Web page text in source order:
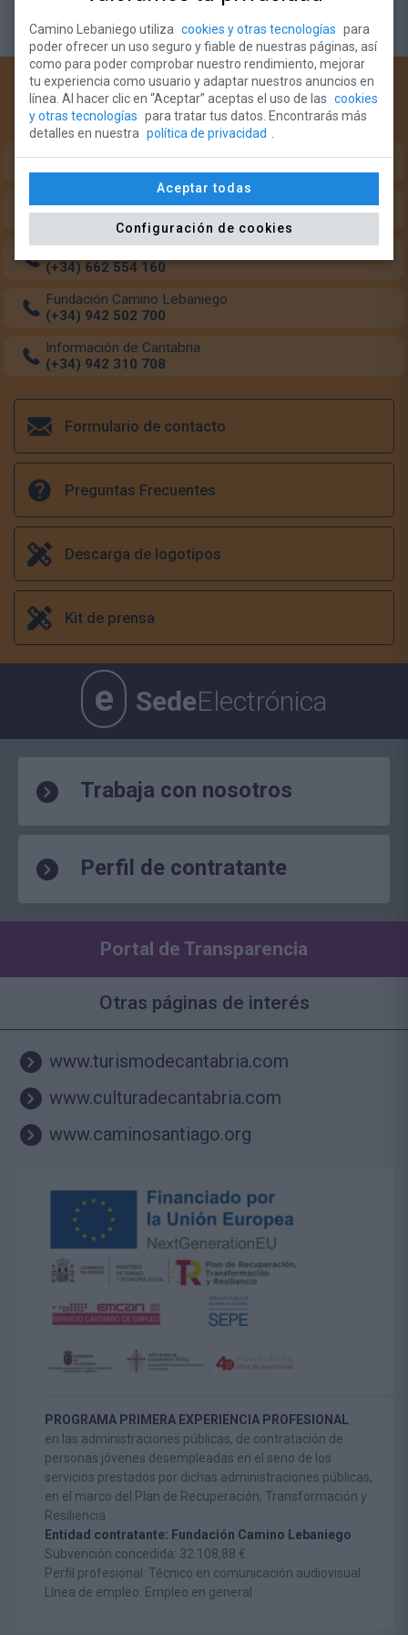
¿Necesitas ayuda?
Teléfonos de intererés para el peregrino:
Oficina del Peregrino (Monasterio Santo Toribio)
(+34) 633 349 684
Oficina del Peregrino (Potes)
(+34) 942 738 126
Transporte de mochilas
(+34) 662 554 160
Fundación Camino Lebaniego
(+34) 942 502 700
Información de Cantabria
(+34) 942 310 708
Formulario de contacto
Preguntas Frecuentes
Descarga de logotipos
Kit de prensa
e SedeElectrónica
Trabaja con nosotros
Perfil de contratante
Portal de Transparencia
Otras páginas de interés
www.turismodecantabria.com
www.culturadecantabria.com
www.caminosantiago.org
PROGRAMA PRIMERA EXPERIENCIA PROFESIONAL
en las administraciones públicas, de contratación de
personas jóvenes desempleadas en el seno de los
servicios prestados por dichas administraciones públicas,
en el marco del Plan de Recuperación, Transformación y
Resiliencia
Entidad contratante: Fundación Camino Lebaniego
Subvención concedida: 32.108,88 €
Perfil profesional: Técnico en comunicación audiovisual
Línea de empleo: Empleo en general
Camino Lebaniego utiliza cookies y otras tecnologías para
poder ofrecer un uso seguro y fiable de nuestras páginas, así
como para poder comprobar nuestro rendimiento, mejorar
tu experiencia como usuario y adaptar nuestros anuncios en
línea. Al hacer clic en “Aceptar” aceptas el uso de las cookies
y otras tecnologías para tratar tus datos. Encontrarás más
detalles en nuestra política de privacidad
Aceptar todas
Configuración de cookies